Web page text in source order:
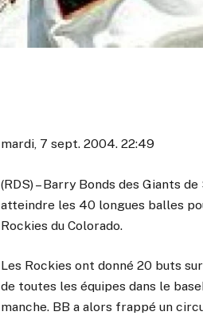
mardi, 7 sept. 2004. 22:49
(RDS) – Barry Bonds des Giants
atteindre les 40 longues balles
Rockies du Colorado.
Les Rockies ont donné 20 buts
de toutes les équipes dans le
manche. BB a alors frappé un